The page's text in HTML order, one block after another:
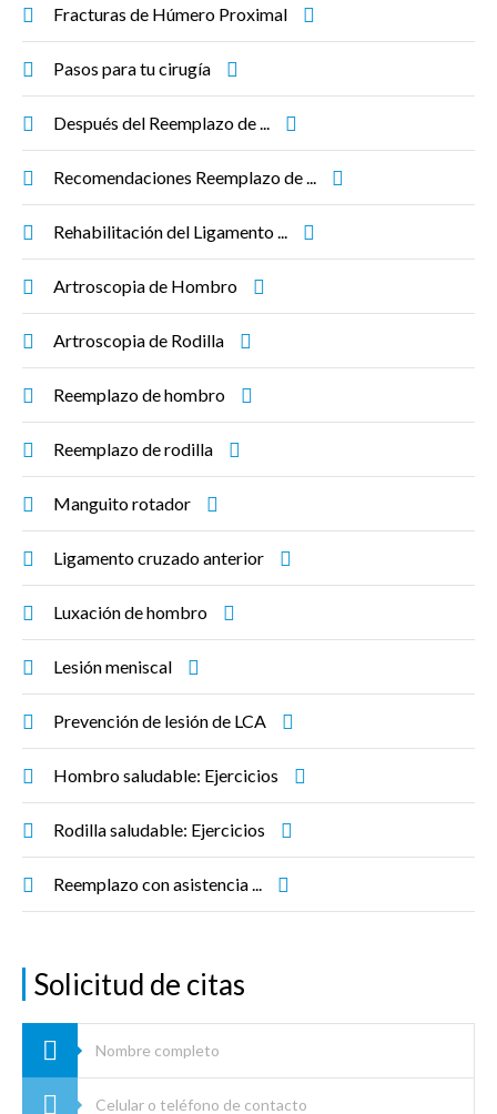
Fracturas de Húmero Proximal
Pasos para tu cirugía
Después del Reemplazo de ...
Recomendaciones Reemplazo de ...
Rehabilitación del Ligamento ...
Artroscopia de Hombro
Artroscopia de Rodilla
Reemplazo de hombro
Reemplazo de rodilla
Manguito rotador
Ligamento cruzado anterior
Luxación de hombro
Lesión meniscal
Prevención de lesión de LCA
Hombro saludable: Ejercicios
Rodilla saludable: Ejercicios
Reemplazo con asistencia ...
Solicitud de citas